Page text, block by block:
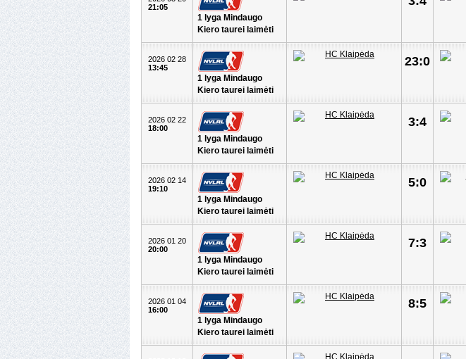
21:05
1 lyga Mindaugo
Kiero taurei laimėti
2026 02 28
13:45
1 lyga Mindaugo
Kiero taurei laimėti
23:0
2026 02 22
18:00
1 lyga Mindaugo
Kiero taurei laimėti
3:4
2026 02 14
19:10
1 lyga Mindaugo
Kiero taurei laimėti
5:0
2026 01 20
20:00
1 lyga Mindaugo
Kiero taurei laimėti
7:3
2026 01 04
16:00
1 lyga Mindaugo
Kiero taurei laimėti
8:5